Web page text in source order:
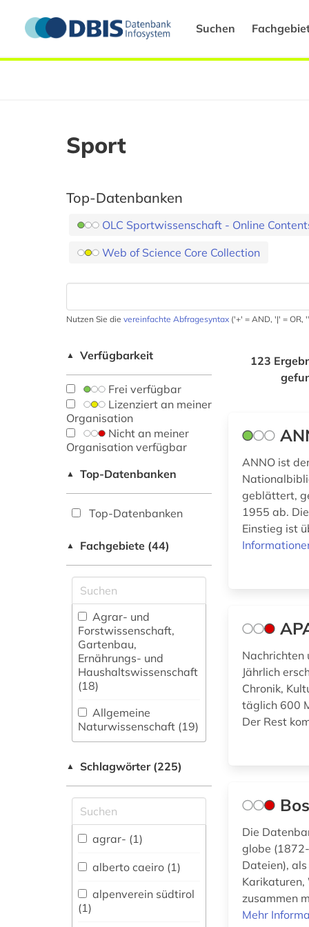
Suchen
Sport
Top-Datenbanken
OLC Sportwissenschaft - Online
Web of Science Core Collection
Nutzen Sie die vereinfachte Abfragesyntax ('+' = AND, '|' = OR,
▲ Verfügbarkeit
Frei verfügbar
Lizenziert an meiner
Organisation
Nicht an meiner
Organisation verfügbar
▲ Top-Datenbanken
Top-Datenbanken
▲ Fachgebiete (44)
Agrar- und
Forstwissenschaft,
Gartenbau,
Ernährungs- und
Haushaltswissenschaft
(18)
Allgemeine
Naturwissenschaft (19)
fachübergreifende
Allgemeine und
vergleichende Sprach-
und
Literaturwissenschaft.
Indogermanistik.
Außereuropäische
Sprachen und
Literaturen (19)
▲ Schlagwörter (225)
agrar- (1)
alberto caeiro (1)
alpenverein südtirol
(1)
123
ANNO ist
geblättert,
1955 ab.
Einstieg ist
Nachrichten
Jährlich
Chronik,
täglich 600
Der Rest
Die
globe
Dateien),
Karikaturen,
zusammen
Mehr